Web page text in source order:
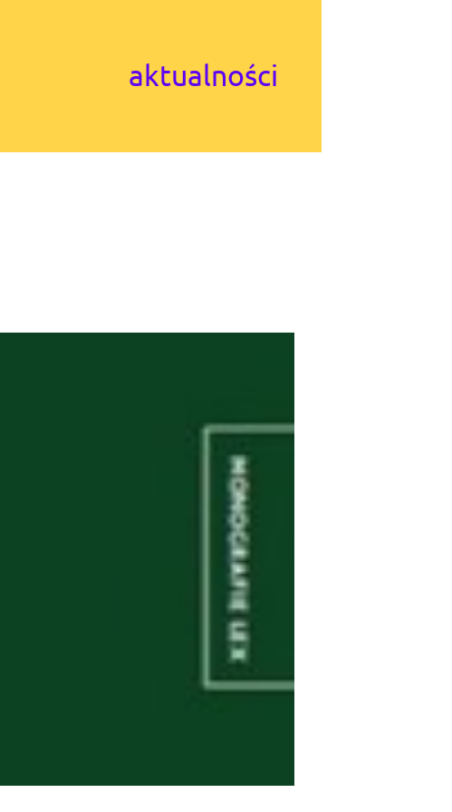
aktualności